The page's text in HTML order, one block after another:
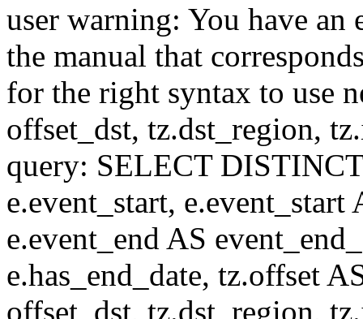
user warning: You have
the manual that
for the right syntax to use
offset_dst, tz.dst_region,
query: SELECT
e.event_start,
e.event_end AS
e.has_end_date, tz.offset
offset_dst, tz.dst_region,